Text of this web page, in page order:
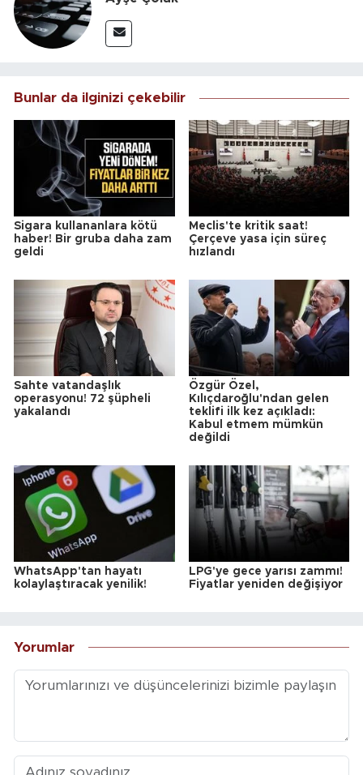
Bunlar da ilginizi çekebilir
Sigara kullananlara kötü
haber! Bir gruba daha zam
geldi
Meclis'te kritik saat!
Çerçeve yasa için süreç
hızlandı
Sahte vatandaşlık
operasyonu! 72 şüpheli
yakalandı
Özgür Özel,
Kılıçdaroğlu'ndan gelen
teklifi ilk kez açıkladı:
Kabul etmem mümkün
değildi
WhatsApp'tan hayatı
kolaylaştıracak yenilik!
LPG'ye gece yarısı zammı!
Fiyatlar yeniden değişiyor
Yorumlar